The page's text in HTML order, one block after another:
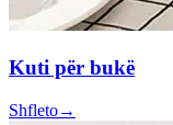
Kuti për bukë
Shfleto→